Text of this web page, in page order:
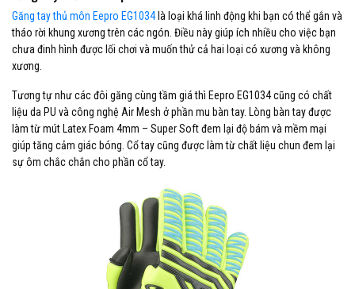
Găng tay thủ môn Eepro EG1034là loại khá linh động khi bạn có thể gắn và
tháo rời khung xương trên các ngón. Điều này giúp ích nhiều cho việc bạn
chưa đinh hình được lối chơi và muốn thử cả hai loại có xương và không
xương.
Tương tự như các đôi găng cùng tầm giá thì Eepro EG1034 cũng có chất
liệu da PU và công nghệ Air Mesh ở phần mu bàn tay. Lòng bàn tay được
làm từ mút Latex Foam 4mm – Super Soft đem lại độ bám và mềm mại
giúp tăng cảm giác bóng. Cổ tay cũng được làm từ chất liệu chun đem lại
sự ôm chắc chắn cho phần cổ tay.